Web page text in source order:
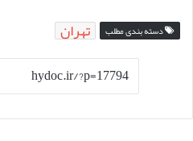
دسته بندی مطلب تهران